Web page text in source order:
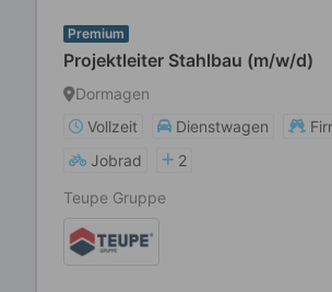
Premium
Projektleiter Stahlbau (m/w/d)
Dormagen
Vollzeit
Dienstwagen
Jobrad
2
Teupe Gruppe